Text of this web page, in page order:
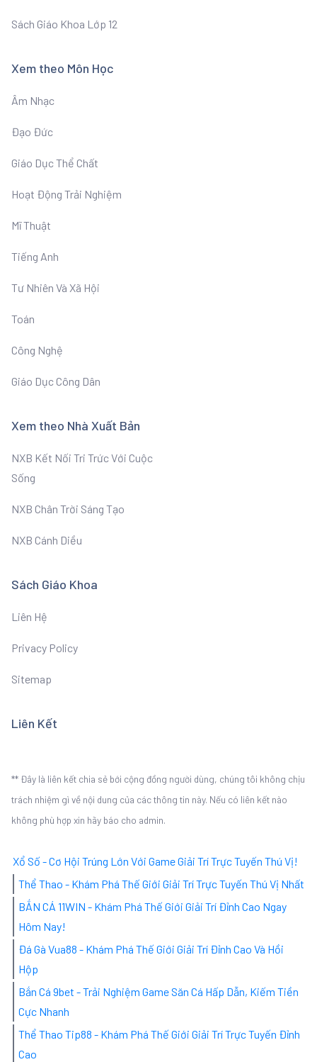
Sách Giáo Khoa Lớp 12
Xem theo Môn Học
Âm Nhạc
Đạo Đức
Giáo Dục Thể Chất
Hoạt Động Trải Nghiệm
Mĩ Thuật
Tiếng Anh
Tư Nhiên Và Xã Hội
Toán
Công Nghệ
Giáo Dục Công Dân
Xem theo Nhà Xuất Bản
NXB Kết Nối Tri Trức Với Cuộc
Sống
NXB Chân Trời Sáng Tạo
NXB Cánh Diều
Sách Giáo Khoa
Liên Hệ
Privacy Policy
Sitemap
Liên Kết
** Đây là liên kết chia sẻ bới cộng đồng người dùng, chúng tôi không chịu
trách nhiệm gì về nội dung của các thông tin này. Nếu có liên kết nào
không phù hợp xin hãy báo cho admin.
Xổ Số - Cơ Hội Trúng Lớn Với Game Giải Trí Trực Tuyến Thú Vị!
Thể Thao - Khám Phá Thế Giới Giải Trí Trực Tuyến Thú Vị Nhất
BẮN CÁ 11WIN - Khám Phá Thế Giới Giải Trí Đỉnh Cao Ngay
Hôm Nay!
Đá Gà Vua88 - Khám Phá Thế Giới Giải Trí Đỉnh Cao Và Hồi
Hộp
Bắn Cá 9bet - Trải Nghiệm Game Săn Cá Hấp Dẫn, Kiếm Tiền
Cực Nhanh
Thể Thao Tip88 - Khám Phá Thế Giới Giải Trí Trực Tuyến Đỉnh
Cao